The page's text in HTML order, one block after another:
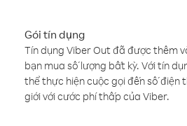
Gói tín dụng
Tín dụng Viber Out đã được thêm
bạn mua số lượng bất kỳ. Với tín
thể thực hiện cuộc gọi đến số điện
giới với cước phí thấp của Viber.